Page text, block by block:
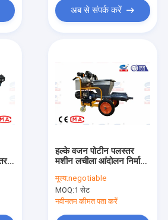
अब से संपर्क करें
हल्के वजन पोटीन पलस्तर
मशीन लचीला आंदोलन निर्माण
मूल्य:negotiable
MOQ:1 सेट
नवीनतम कीमत पता करें